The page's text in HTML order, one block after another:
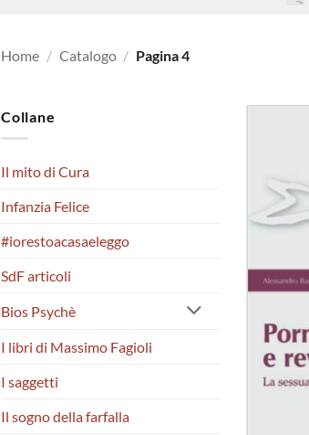
Home / Catalogo / Pagina 4
Collane
Il mito di Cura
Infanzia Felice
#iorestoacasaeleggo
SdF articoli
Bios Psychè
I libri di Massimo Fagioli
I saggetti
Il sogno della farfalla